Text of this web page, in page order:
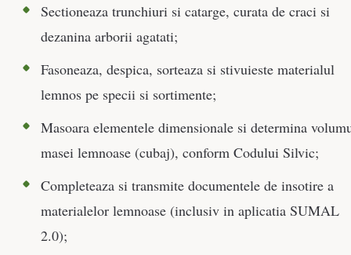
Sectioneaza trunchiuri si catarge, curata de craci si
dezanina arborii agatati;
Fasoneaza, despica, sorteaza si stivuieste materialul
lemnos pe specii si sortimente;
Masoara elementele dimensionale si determina
masei lemnoase (cubaj), conform Codului Silvic;
Completeaza si transmite documentele de insotire a
materialelor lemnoase (inclusiv in aplicatia SUMAL
2.0);